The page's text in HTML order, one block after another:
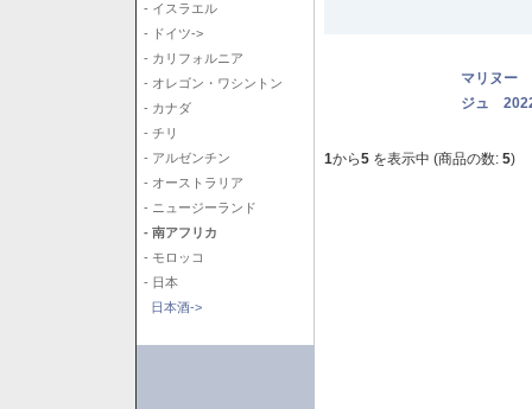
- イスラエル
- ドイツ->
- カリフォルニア
- オレゴン・ワシントン
- カナダ
- チリ
- アルゼンチン
- オーストラリア
- ニュージーランド
- 南アフリカ
- モロッコ
- 日本
日本酒->
マリヌー
ジュ
1から5 を表示中 (商品の数: 5)